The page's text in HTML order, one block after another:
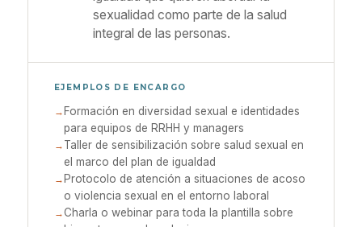
sexualidad como parte de la salud
integral de las personas.
EJEMPLOS DE ENCARGO
Formación en diversidad sexual e identidades
para equipos de RRHH y managers
Taller de sensibilización sobre salud sexual en
el marco del plan de igualdad
Protocolo de atención a situaciones de acoso
o violencia sexual en el entorno laboral
Charla o webinar para toda la plantilla sobre